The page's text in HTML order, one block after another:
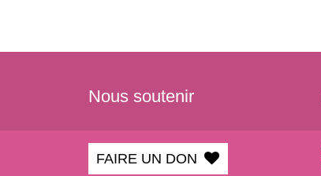
Nous soutenir
FAIRE UN DON